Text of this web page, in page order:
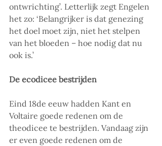
ontwrichting’. Letterlijk zegt Engelen
het zo: ‘Belangrijker is dat genezing
het doel moet zijn, niet het stelpen
van het bloeden – hoe nodig dat nu
ook is.’
De ecodicee bestrijden
Eind 18de eeuw hadden Kant en
Voltaire goede redenen om de
theodicee te bestrijden. Vandaag zijn
er even goede redenen om de